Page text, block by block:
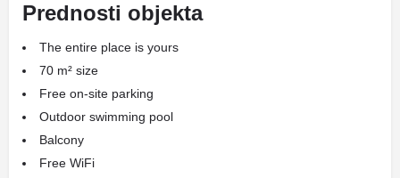
Prednosti objekta
The entire place is yours
70 m² size
Free on-site parking
Outdoor swimming pool
Balcony
Free WiFi